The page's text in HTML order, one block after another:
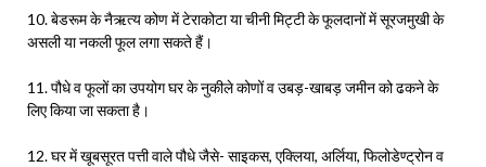
10. बेडरूम के नैऋत्य कोण में टेराकोटा या चीनी मिट्टी के फूलदानों में सूरजमुखी के
असली या नकली फूल लगा सकते हैं।
11. पौधे व फूलों का उपयोग घर के नुकीले कोणों व उबड़-खाबड़ जमीन को ढकने के
लिए किया जा सकता है।
12. घर में खूबसूरत पत्ती वाले पौधे जैसे- साइकस, एक्लिया, अर्लिया, फिलोडेण्ट्रोन व